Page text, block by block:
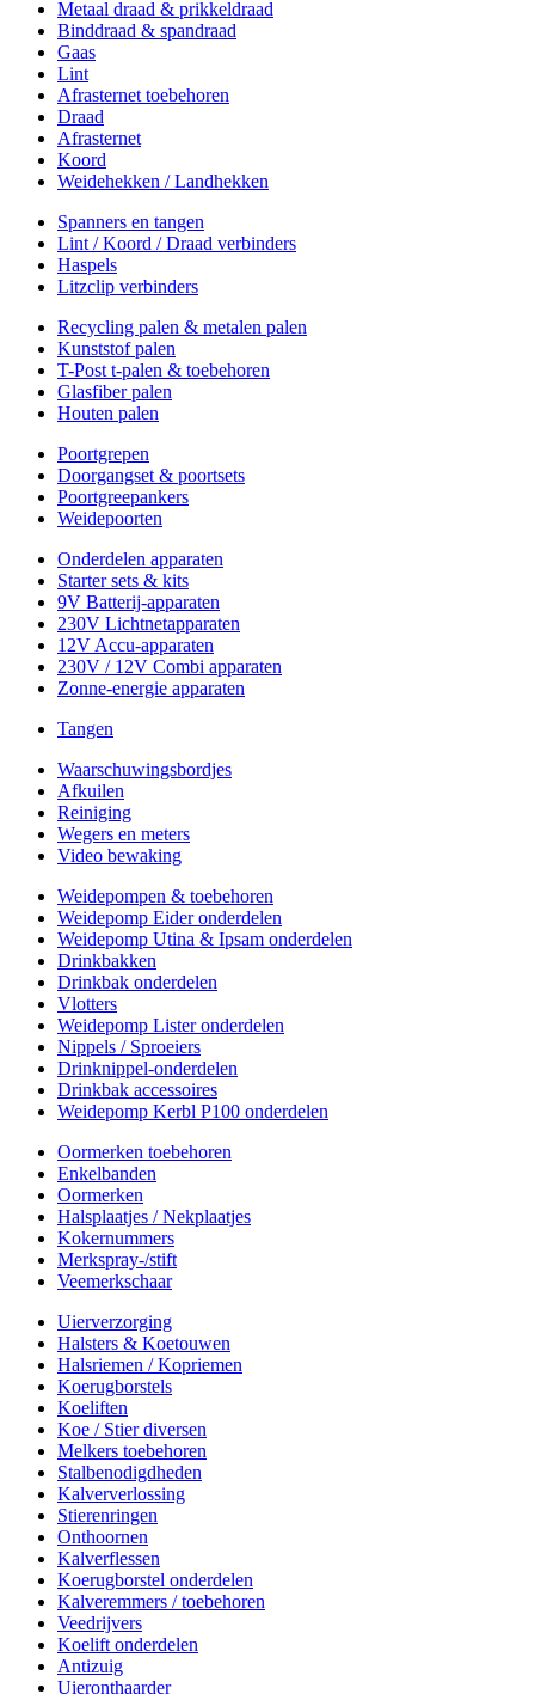
Metaal draad & prikkeldraad
Binddraad & spandraad
Gaas
Lint
Afrasternet toebehoren
Draad
Afrasternet
Koord
Weidehekken / Landhekken
Spanners en tangen
Lint / Koord / Draad verbinders
Haspels
Litzclip verbinders
Recycling palen & metalen palen
Kunststof palen
T-Post t-palen & toebehoren
Glasfiber palen
Houten palen
Poortgrepen
Doorgangset & poortsets
Poortgreepankers
Weidepoorten
Onderdelen apparaten
Starter sets & kits
9V Batterij-apparaten
230V Lichtnetapparaten
12V Accu-apparaten
230V / 12V Combi apparaten
Zonne-energie apparaten
Tangen
Waarschuwingsbordjes
Afkuilen
Reiniging
Wegers en meters
Video bewaking
Weidepompen & toebehoren
Weidepomp Eider onderdelen
Weidepomp Utina & Ipsam onderdelen
Drinkbakken
Drinkbak onderdelen
Vlotters
Weidepomp Lister onderdelen
Nippels / Sproeiers
Drinknippel-onderdelen
Drinkbak accessoires
Weidepomp Kerbl P100 onderdelen
Oormerken toebehoren
Enkelbanden
Oormerken
Halsplaatjes / Nekplaatjes
Kokernummers
Merkspray-/stift
Veemerkschaar
Uierverzorging
Halsters & Koetouwen
Halsriemen / Kopriemen
Koerugborstels
Koeliften
Koe / Stier diversen
Melkers toebehoren
Stalbenodigdheden
Kalververlossing
Stierenringen
Onthoornen
Kalverflessen
Koerugborstel onderdelen
Kalveremmers / toebehoren
Veedrijvers
Koelift onderdelen
Antizuig
Uieronthaarder